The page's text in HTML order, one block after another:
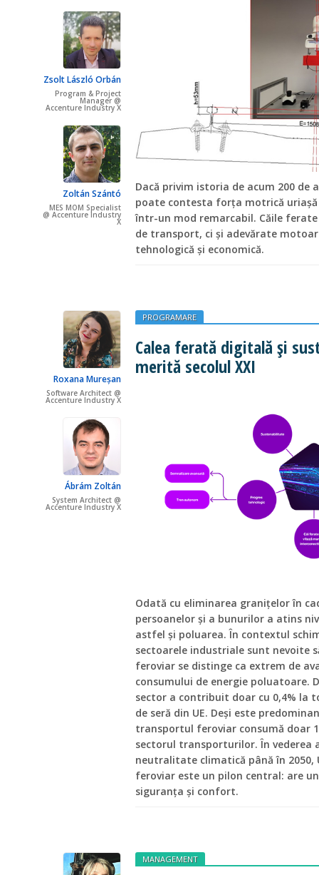
Zsolt László Orbán
Program & Project
Manager @
Accenture Industry X
Zoltán Szántó
MES MOM Specialist
@ Accenture Industry
X
Dacă privim istoria de acum 200 de
poate contesta forța motrică
într-un mod remarcabil. Căile
de transport, ci și adevărate
tehnologică și economică.
Roxana Mureșan
Software Architect @
Accenture Industry X
Ábrám Zoltán
System Architect @
Accenture Industry X
PROGRAMARE
Calea ferată digitală și
merită secolul XXI
Odată cu eliminarea granițelor în
persoanelor și a bunurilor a atins
astfel și poluarea. În contextul
sectoarele industriale sunt nevoite
feroviar se distinge ca extrem de
consumului de energie poluatoare.
sector a contribuit doar cu 0,4% la
de seră din UE. Deși este
transportul feroviar consumă doar
sectorul transporturilor. În vederea
neutralitate climatică până în 2050,
feroviar este un pilon central: are
siguranța și confort.
MANAGEMENT